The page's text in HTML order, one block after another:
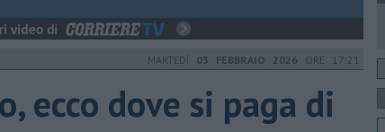
MARTEDÌ 03 FEBBRAIO 2026 ORE 17:21
ecco dove si paga di